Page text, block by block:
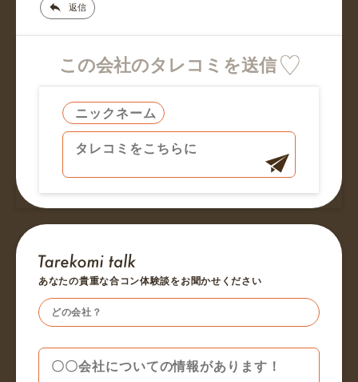
返信
この会社のタレコミを送信
あなたの貴重な合コン体験談をお聞かせください